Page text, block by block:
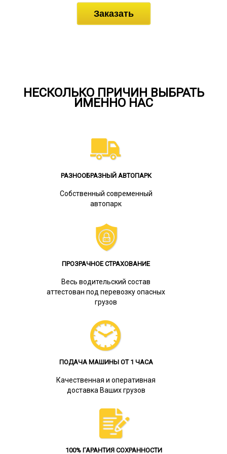
Заказать
НЕСКОЛЬКО ПРИЧИН ВЫБРАТЬ
ИМЕННО НАС
РАЗНООБРАЗНЫЙ АВТОПАРК
Собственный современный
автопарк
ПРОЗРАЧНОЕ СТРАХОВАНИЕ
Весь водительский состав
аттестован под перевозку опасных
грузов
ПОДАЧА МАШИНЫ ОТ 1 ЧАСА
Качественная и оперативная
доставка Ваших грузов
100% ГАРАНТИЯ СОХРАННОСТИ